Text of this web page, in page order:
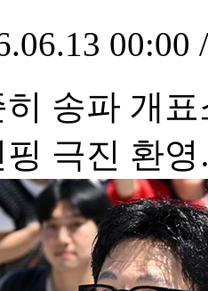
00:00
송파 개
핑 극진 환